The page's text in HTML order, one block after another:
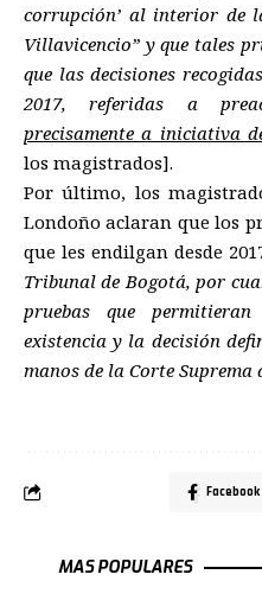
corrupción’ al interior de
Villavicencio” y que tales
que las decisiones
2017, referidas a
precisamente a iniciativa
los magistrados].
Por último, los
Londoño aclaran que los
que les endilgan desde
Tribunal de Bogotá, por
pruebas que
existencia y la decisión
manos de la Corte Suprema
Facebook
MAS POPULARES